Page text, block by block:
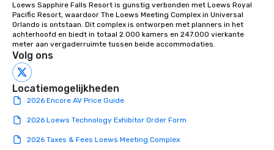
Loews Sapphire Falls Resort is gunstig verbonden met Loews Royal
Pacific Resort, waardoor The Loews Meeting Complex in Universal
Orlando is ontstaan. Dit complex is ontworpen met planners in het
achterhoofd en biedt in totaal 2.000 kamers en 247.000 vierkante
meter aan vergaderruimte tussen beide accommodaties.
Volg ons
Locatiemogelijkheden
2026 Encore AV Price Guide
2026 Loews Technology Exhibitor Order Form
2026 Taxes & Fees Loews Meeting Complex